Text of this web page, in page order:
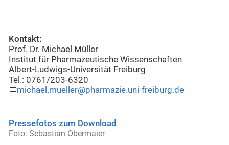
Kontakt:
Prof. Dr. Michael Müller
Institut für Pharmazeutische Wissenschaften
Albert-Ludwigs-Universität Freiburg
Tel.: 0761/203-6320
michael.mueller@pharmazie.uni-freiburg.de
Pressefotos zum Download
Foto: Sebastian Obermaier